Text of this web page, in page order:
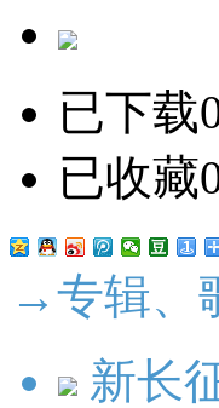
已下载
已收藏
→专辑、
新长